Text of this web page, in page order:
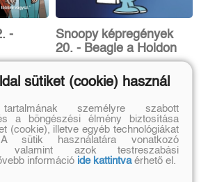
-
Ft
Snoopy képregények
20. - Beagle a Holdon
Charles M. Schulz
Eredeti ár:
1 990 Ft
1 791 Ft
Előrendelem
sütiket (cookie) használ
tartalmának személyre szabott
a böngészési élmény biztosítása
(cookie), illetve egyéb technológiákat
sütik használatára vonatkozó
valamint azok testreszabási
információ ide kattintvaérhető el.